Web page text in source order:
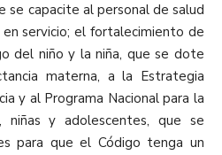
se capacite al personal de salud
servicio; el fortalecimiento de
del niño y la niña, que se dote
materna, a la Estrategia
y al Programa Nacional para la
niñas y adolescentes, que se
para que el Código tenga un